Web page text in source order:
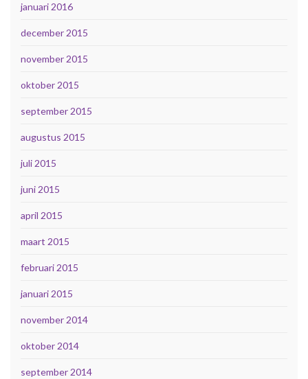
januari 2016
december 2015
november 2015
oktober 2015
september 2015
augustus 2015
juli 2015
juni 2015
april 2015
maart 2015
februari 2015
januari 2015
november 2014
oktober 2014
september 2014